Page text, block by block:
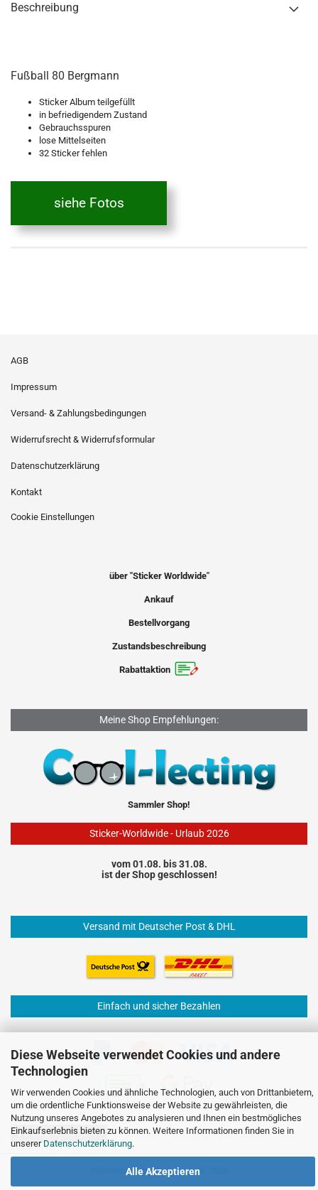
Diese Webseite verwendet Cookies und andere
Technologien
Wir verwenden Cookies und ähnliche Technologien, auch von Drittanbietern,
um die ordentliche Funktionsweise der Website zu gewährleisten, die
Nutzung unseres Angebotes zu analysieren und Ihnen ein bestmögliches
Einkaufserlebnis bieten zu können. Weitere Informationen finden Sie in
unserer Datenschutzerklärung.
Alle Akzeptieren
Beschreibung
Fußball 80 Bergmann
Sticker Album teilgefüllt
in befriedigendem Zustand
Gebrauchsspuren
lose Mittelseiten
32 Sticker fehlen
siehe Fotos
AGB
Impressum
Versand- & Zahlungsbedingungen
Widerrufsrecht & Widerrufsformular
Datenschutzerklärung
Kontakt
Cookie Einstellungen
über "Sticker Worldwide"
Ankauf
Bestellvorgang
Zustandsbeschreibung
Rabattaktion
Meine Shop Empfehlungen:
Sammler Shop!
Sticker-Worldwide - Urlaub 2026
vom 01.08. bis 31.08.
ist der Shop geschlossen!
Versand mit Deutscher Post & DHL
Einfach und sicher Bezahlen
Vertrag widerrufen
Internetshopby Gambio.de © 2026